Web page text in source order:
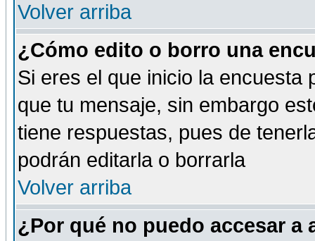
Volver arriba
¿Cómo edito o borro una
Si eres el que inicio la encuesta
que tu mensaje, sin embargo
tiene respuestas, pues de
podrán editarla o borrarla
Volver arriba
¿Por qué no puedo accesar a